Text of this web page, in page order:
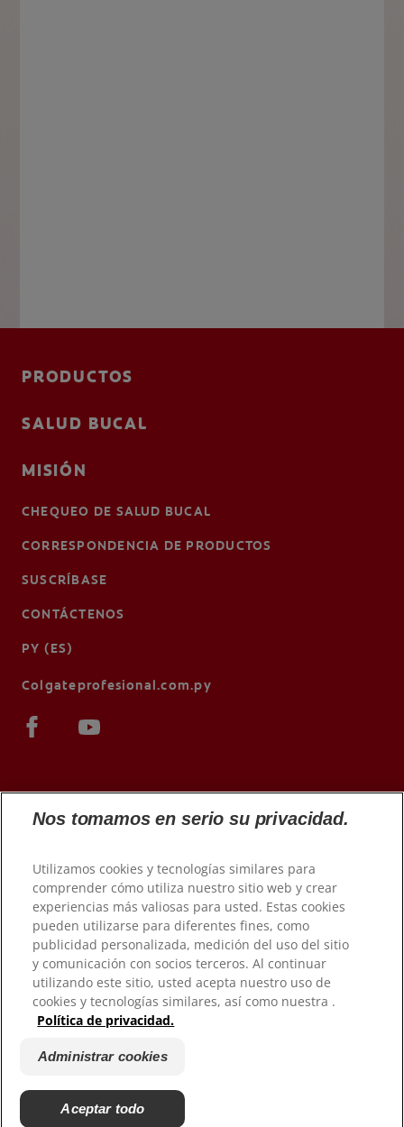
PRODUCTOS
SALUD BUCAL
MISIÓN
CHEQUEO DE SALUD BUCAL
CORRESPONDENCIA DE PRODUCTOS
SUSCRÍBASE
CONTÁCTENOS
PY (ES)
Colgateprofesional.com.py
© 2026 Colgate-Palmolive Company. Todos los derechos
reservados.
Condiciones de uso
Política de privacidad
Condiciones de venta
Administrar cookies
Gestionar mis derechos de datos
Nos tomamos en serio su privacidad.
Utilizamos cookies y tecnologías similares para
comprender cómo utiliza nuestro sitio web y crear
experiencias más valiosas para usted. Estas cookies
pueden utilizarse para diferentes fines, como
publicidad personalizada, medición del uso del sitio
y comunicación con socios terceros. Al continuar
utilizando este sitio, usted acepta nuestro uso de
cookies y tecnologías similares, así como nuestra .
Política de privacidad.
Administrar cookies
Aceptar todo